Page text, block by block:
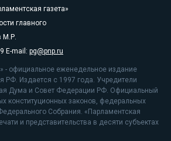
газета»
главного
М.Р.
E-mail: pg@pnp.ru
- официальное еженедельное издание
РФ. Издается с 1997 года. Учредители
Дума и Совет Федерации РФ. Официальный
конституционных законов, федеральных
Собрания. «Парламентская
и представительства в десяти субъектах